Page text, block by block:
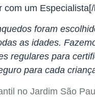
com um
foram
as idades.
regulares para
para cada